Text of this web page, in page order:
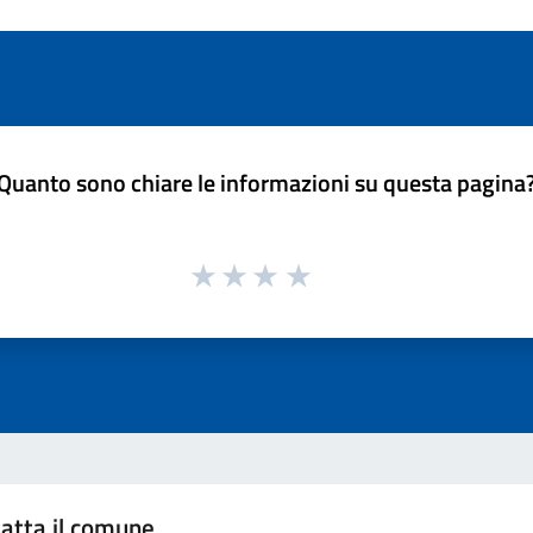
sono chiare le informazioni su questa